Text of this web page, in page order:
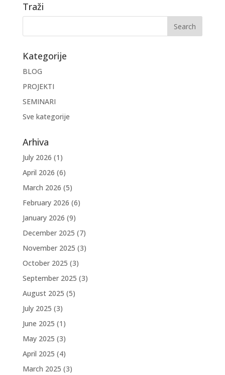
Traži
Kategorije
BLOG
PROJEKTI
SEMINARI
Sve kategorije
Arhiva
July 2026 (1)
April 2026 (6)
March 2026 (5)
February 2026 (6)
January 2026 (9)
December 2025 (7)
November 2025 (3)
October 2025 (3)
September 2025 (3)
August 2025 (5)
July 2025 (3)
June 2025 (1)
May 2025 (3)
April 2025 (4)
March 2025 (3)